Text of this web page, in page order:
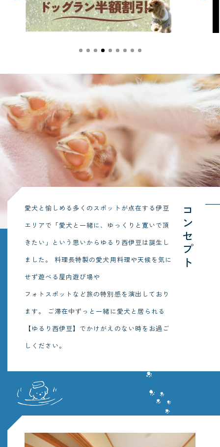
コンセプト
愛犬と愉しめる多くのスポットが点在する伊豆
エリアで「愛犬と一緒に、ゆっくりと寛いで頂
きたい」という思いからゆるり西伊豆は誕生し
ました。
料理長特製の愛犬用料理や天候を気に
せず遊べる屋内遊び場や
フォトスポットなど旅の特別感を演出しており
ます。
ご滞在中ずっと一緒に愛犬と居られる
【ゆるり西伊豆】でかけがえのない時をお過ご
しください。